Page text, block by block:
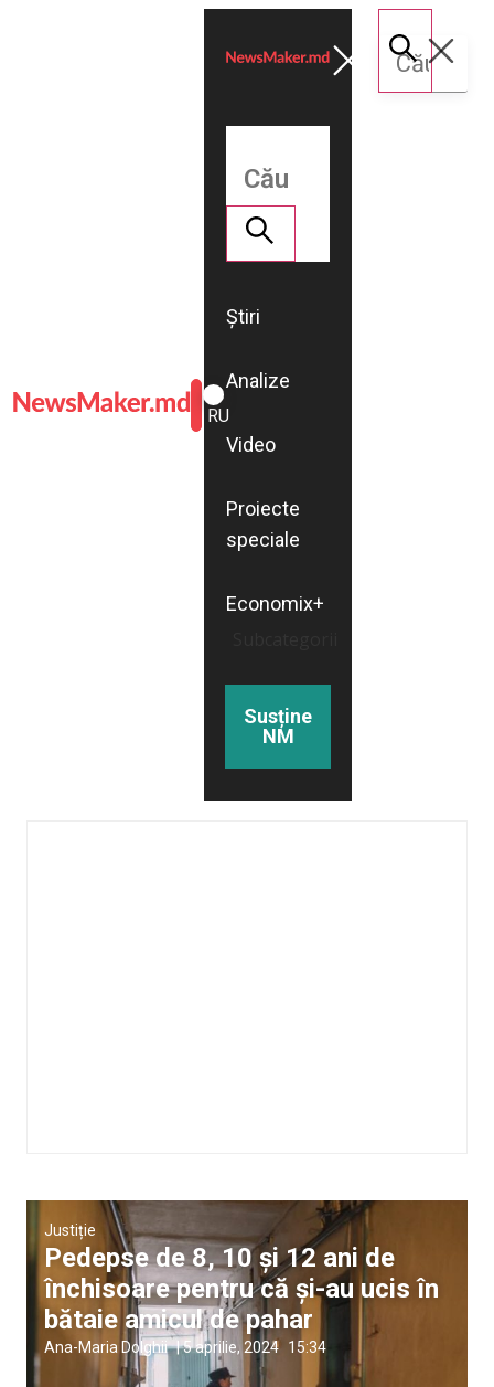
ROMÂNĂ
RU
Știri
Analize
Video
Proiecte
speciale
Economix+
Susține
NM
Justiție
Pedepse de 8, 10 și 12 ani de
închisoare pentru că și-au ucis în
bătaie amicul de pahar
Ana-Maria Dolghii |5 aprilie, 2024 15:34